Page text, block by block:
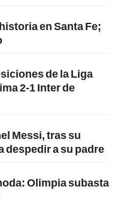
en Santa Fe;
de la Liga
2-1 Inter de
Messi, tras su
despedir a su padre
Olimpia subasta